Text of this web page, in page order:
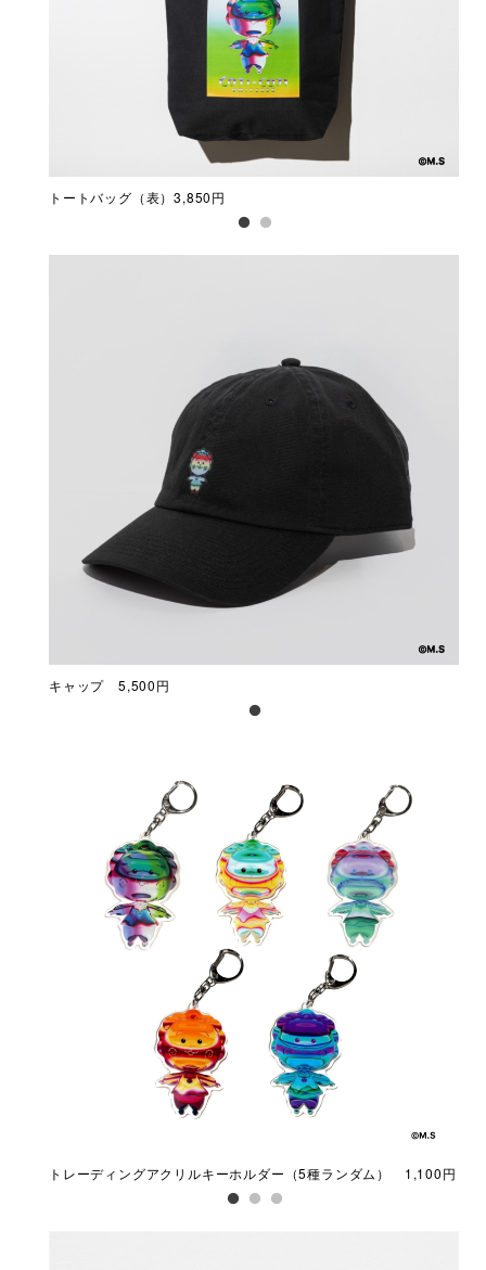
トートバッグ（表）3,850円
キャップ 5,500円
トレーディングアクリルキーホルダー（5種ランダム） 1,100円